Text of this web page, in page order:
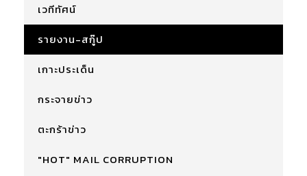
เวทีทัศน์
รายงาน-สกู๊ป
เกาะประเด็น
กระจายข่าว
ตะกร้าข่าว
"HOT" MAIL CORRUPTION